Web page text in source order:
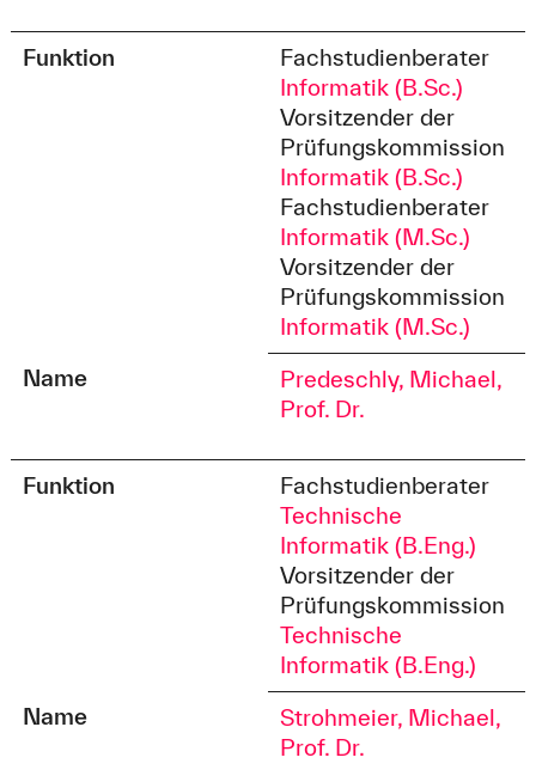
Funktion
Fachstudienberater
Informatik (B.Sc.)
Vorsitzender der
Prüfungskommission
Informatik (B.Sc.)
Fachstudienberater
Informatik (M.Sc.)
Vorsitzender der
Prüfungskommission
Informatik (M.Sc.)
Name
Predeschly, Michael,
Prof. Dr.
Funktion
Fachstudienberater
Technische
Informatik (B.Eng.)
Vorsitzender der
Prüfungskommission
Technische
Informatik (B.Eng.)
Name
Strohmeier, Michael,
Prof. Dr.